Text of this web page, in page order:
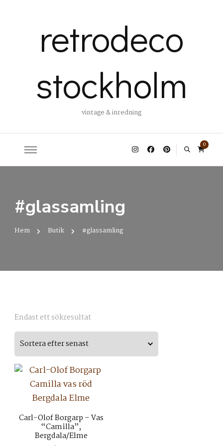
retrodeco
stockholm
vintage & inredning
0
#glassamling
Hem Butik #glassamling
Endast ett sökresultat
Carl-Olof Borgarp – Vas
“Camilla”,
Bergdala/Elme